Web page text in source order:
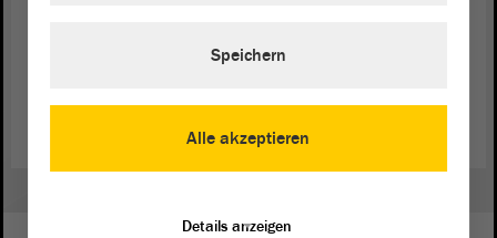
Alle akzeptieren
Speichern
Details anzeigen